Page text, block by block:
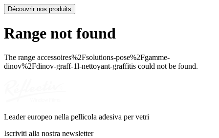
Découvrir nos produits
Range not found
The range accessoires%2Fsolutions-pose%2Fgamme-
dinov%2Fdinov-graff-1l-nettoyant-graffitis could not be found.
Leader europeo nella pellicola adesiva per vetri
Iscriviti alla nostra newsletter